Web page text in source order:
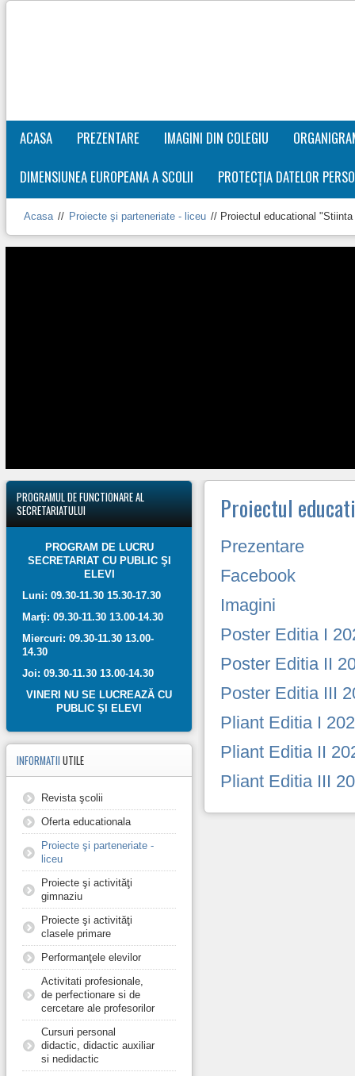
ACASA PREZENTARE IMAGINI DIN COLEGIU
DIMENSIUNEA EUROPEANA A SCOLII
PROTECȚIA DATELOR
Acasa // Proiecte şi parteneriate - liceu // Proiectul educational
Proiectul
Prezentare
Facebook
Imagini
Poster Editia I
Poster Editia II
Poster Editia III
Pliant Editia I
Pliant Editia II
Pliant Editia III
PROGRAMULDE FUNCTIONARE AL
SECRETARIATULUI
PROGRAM DE LUCRU
SECRETARIAT CU PUBLIC ŞI
ELEVI
Luni: 09.30-11.30 15.30-17.30
Marţi: 09.30-11.30 13.00-14.30
Miercuri: 09.30-11.30 13.00-
14.30
Joi: 09.30-11.30 13.00-14.30
VINERI NU SE LUCREAZĂ CU
PUBLIC ŞI ELEVI
INFORMATII UTILE
Revista şcolii
Oferta educationala
Proiecte şi parteneriate -
liceu
Proiecte şi activităţi
gimnaziu
Proiecte şi activităţi
clasele primare
Performanţele elevilor
Activitati profesionale,
de perfectionare si de
cercetare ale profesorilor
Cursuri personal
didactic, didactic auxiliar
si nedidactic